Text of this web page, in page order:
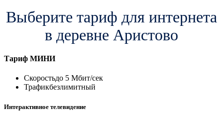
Выберите тариф для интернета
в деревне Аристово
Тариф МИНИ
Скоростьдо 5 Мбит/сек
Трафикбезлимитный
Интерактивное телевидение